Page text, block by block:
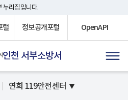
누리집입니다.
털 정보공개포털 OpenAPI
인천 서부소방서
연희 119안전센터